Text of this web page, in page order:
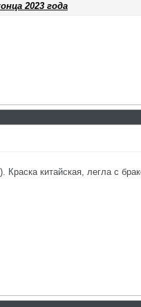
2023 года
китайская, легла с